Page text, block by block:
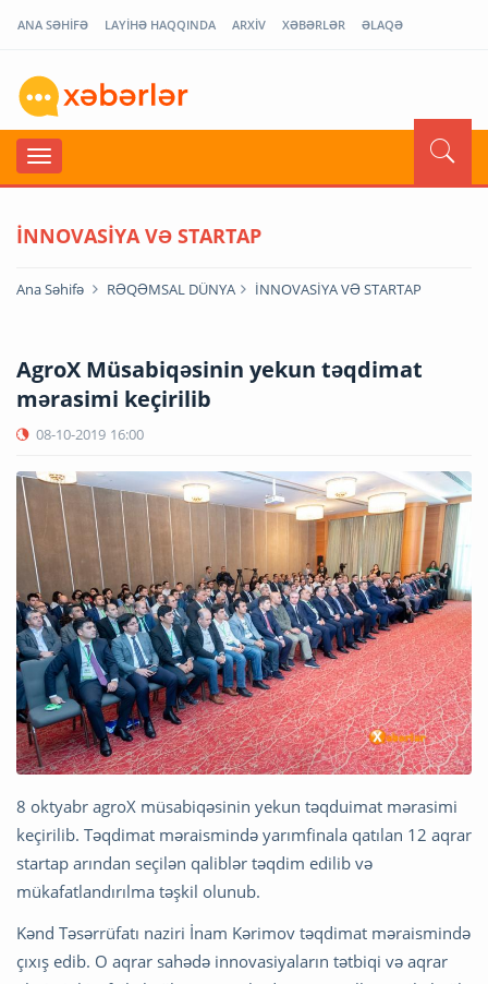
ANA SƏHİFƏ LAYİHƏ HAQQINDA ARXİV XƏBƏRLƏR ƏLAQƏ
İNNOVASİYA VƏ STARTAP
Ana Səhifə RƏQƏMSAL DÜNYA İNNOVASİYA VƏ STARTAP
AgroX Müsabiqəsinin yekun təqdimat
mərasimi keçirilib
08-10-2019 16:00
8 oktyabr agroX müsabiqəsinin yekun təqduimat mərasimi
keçirilib. Təqdimat məraismində yarımfinala qatılan 12 aqrar
startap arından seçilən qaliblər təqdim edilib və
mükafatlandırılma təşkil olunub.
Kənd Təsərrüfatı naziri İnam Kərimov təqdimat məraismində
çıxış edib. O aqrar sahədə innovasiyaların tətbiqi və aqrar